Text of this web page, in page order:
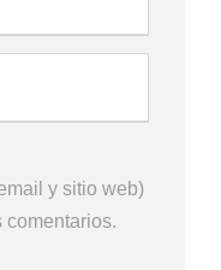
y sitio web)
comentarios.